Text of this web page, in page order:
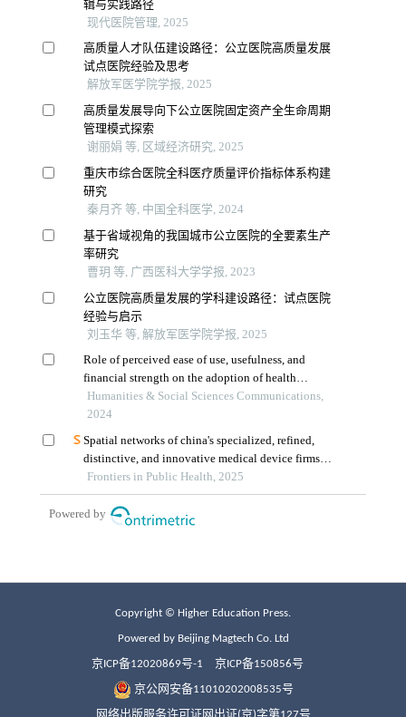
Copyright © Higher Education Press.
Powered by Beijing Magtech Co. Ltd
京ICP备12020869号-1 京ICP备150856号
京公网安备11010202008535号